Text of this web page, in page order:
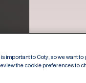
important to Coty, so we want
the cookie preferences to